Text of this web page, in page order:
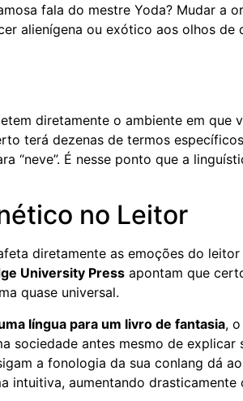
fala do mestre Yoda? Mudar a
alienígena ou exótico aos olhos de
diretamente o ambiente em que
terá dezenas de termos
“neve”. É nesse ponto que a
no Leitor
diretamente as emoções do
University Press apontam que
quase universal.
língua para um livro de fantasia,
sociedade antes mesmo de explicar
a fonologia da sua conlang dá
intuitiva, aumentando drasticamente